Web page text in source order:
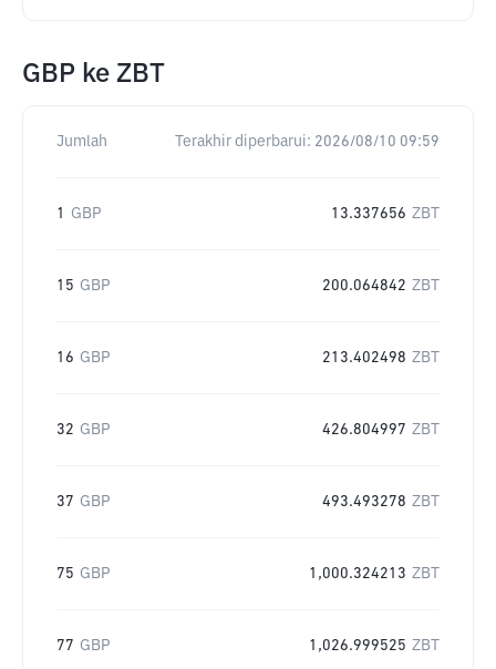
GBP ke ZBT
Jumlah Terakhir diperbarui: 2026/08/10 09:59
1 GBP 13.337656 ZBT
15 GBP 200.064842 ZBT
16 GBP 213.402498 ZBT
32 GBP 426.804997 ZBT
37 GBP 493.493278 ZBT
75 GBP 1,000.324213 ZBT
77 GBP 1,026.999525 ZBT